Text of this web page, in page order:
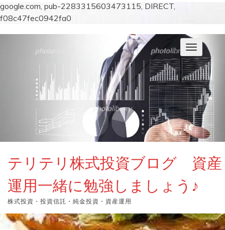
google.com, pub-2283315603473115, DIRECT,
f08c47fec0942fa0
ナ
ビ
ゲ
ー
シ
ョ
ン
を
切
り
替
テリテリ株式投資ブログ 資産
運用一緒に勉強しましょう♪
株式投資・投資信託・純金投資・資産運用